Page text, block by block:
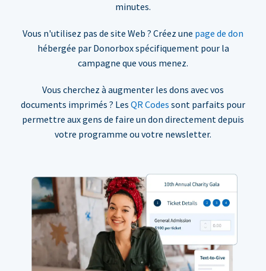
minutes.
Vous n'utilisez pas de site Web ? Créez une page de don
hébergée par Donorbox spécifiquement pour la
campagne que vous menez.
Vous cherchez à augmenter les dons avec vos
documents imprimés ? Les QR Codes sont parfaits pour
permettre aux gens de faire un don directement depuis
votre programme ou votre newsletter.